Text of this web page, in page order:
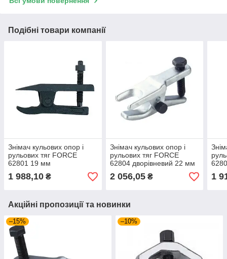
Подібні товари компанії
Знімач кульових опор і
рульових тяг FORCE
62801 19 мм
1 988,10 ₴
Знімач кульових опор і
рульових тяг FORCE
62804 дворівневий 22 мм
2 056,05₴ 1
Акційні пропозиції та новинки
–15% –10%